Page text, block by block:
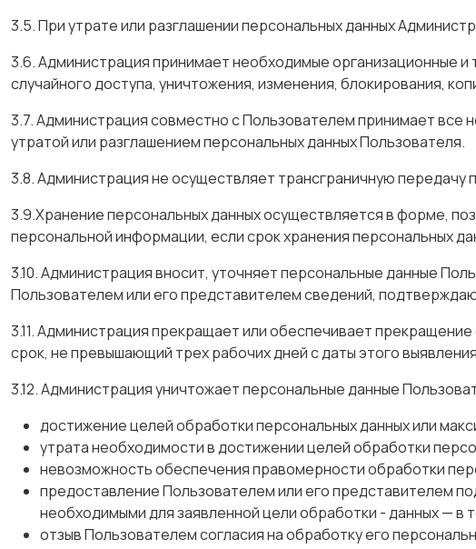
3.5. При утрате или разглашении персональных данных
3.6. Администрация принимает необходимые организационные
случайного доступа, уничтожения, изменения, блокирования,
3.7. Администрация совместно с Пользователем принимает
утратой или разглашением персональных данных Пользователя.
3.8. Администрация не осуществляет трансграничную передачу
3.9.Хранение персональных данных осуществляется в форме,
персональной информации, если срок хранения персональных
3.10. Администрация вносит, уточняет персональные данные
Пользователем или его представителем сведений,
3.11. Администрация прекращает или обеспечивает
срок, не превышающий трех рабочих дней с даты этого
3.12. Администрация уничтожает персональные данные
достижение целей обработки персональных данных или
утрата необходимости в достижении целей обработки
невозможность обеспечения правомерности обработки
предоставление Пользователем или его представителем
необходимыми для заявленной цели обработки - данных — в
отзыв Пользователем согласия на обработку его